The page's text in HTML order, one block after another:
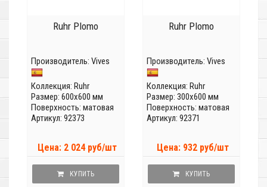
Ruhr Plomo
Производитель: Vives
Коллекция: Ruhr
Размер: 600x600 мм
Поверхность: матовая
Артикул: 92373
Цена: 2 024 руб/шт
КУПИТЬ
Ruhr Plomo
Производитель: Vives
Коллекция: Ruhr
Размер: 300x600 мм
Поверхность: матовая
Артикул: 92371
Цена: 932 руб/шт
КУПИТЬ